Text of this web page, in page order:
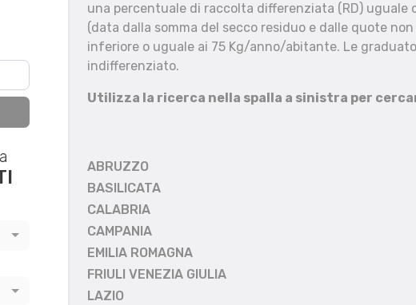
Reset filtri
una percentuale di raccolta differenziata (RD)
(data dalla somma del secco residuo e dalle quote
inferiore o uguale ai 75 Kg/anno/abitante. Le
indifferenziato.
Utilizza la ricerca nella spalla a sinistra per
ABRUZZO
BASILICATA
CALABRIA
CAMPANIA
EMILIA ROMAGNA
FRIULI VENEZIA GIULIA
LAZIO